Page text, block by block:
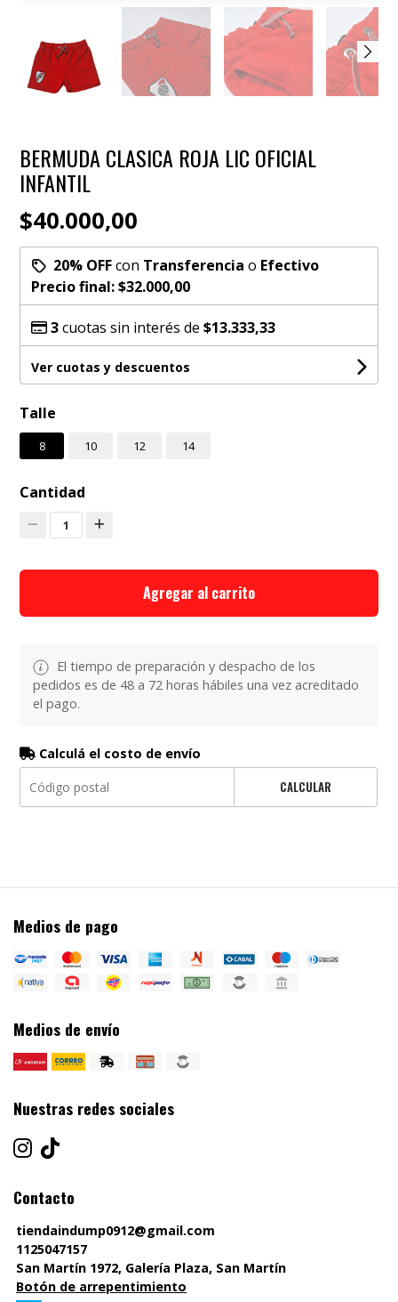
BERMUDA CLASICA ROJA LIC OFICIAL
INFANTIL
$40.000,00
20% OFFcon Transferencia o Efectivo
Precio final:$32.000,00
3cuotas sin interés de$13.333,33
Ver cuotas y descuentos
Talle
8 10 12 14
Cantidad
1
Agregar al carrito
El tiempo de preparación y despacho de los
pedidos es de 48 a 72 horas hábiles una vez acreditado
el pago.
Calculá el costo de envío
CALCULAR
Medios de pago
Medios de envío
Nuestras redes sociales
Contacto
tiendaindump0912@gmail.com
1125047157
San Martín 1972, Galería Plaza, San Martín
Botón de arrepentimiento